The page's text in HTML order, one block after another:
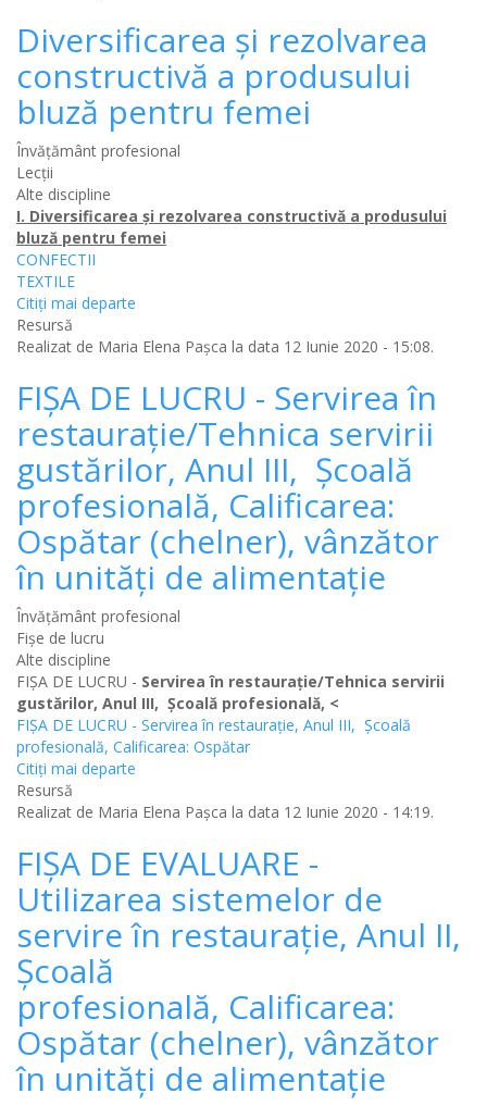
Diversificarea şi rezolvarea
constructivă a produsului
bluză pentru femei
Învățământ profesional
Lecții
Alte discipline
I. Diversificarea şi rezolvarea constructivă a produsului
bluză pentru femei
CONFECTII
TEXTILE
Citiţi mai departe
Resursă
Realizat de Maria Elena Pașca la data 12 Iunie 2020 - 15:08.
FIȘA DE LUCRU - Servirea în
restaurație/Tehnica servirii
gustărilor, Anul III, Școală
profesională, Calificarea:
Ospătar (chelner), vânzător
în unități de alimentație
Învățământ profesional
Fișe de lucru
Alte discipline
FIȘA DE LUCRU - Servirea în restaurație/Tehnica servirii
gustărilor, Anul III, Școală profesională, <
FIȘA DE LUCRU - Servirea în restaurație, Anul III, Școală
profesională, Calificarea: Ospătar
Citiţi mai departe
Resursă
Realizat de Maria Elena Pașca la data 12 Iunie 2020 - 14:19.
FIȘA DE EVALUARE -
Utilizarea sistemelor de
servire în restaurație, Anul II,
Școală
profesională, Calificarea:
Ospătar (chelner), vânzător
în unități de alimentație